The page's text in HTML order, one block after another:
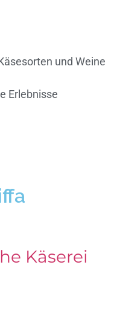
und Weine
Erlebnisse
Käserei